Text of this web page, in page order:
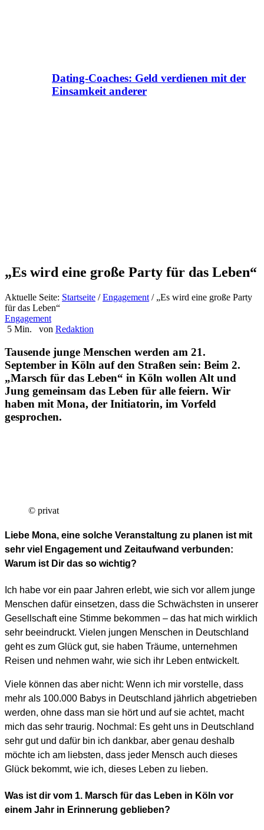
Dating-Coaches: Geld verdienen mit der
Einsamkeit anderer
„Es wird eine große Party für das Leben“
Aktuelle Seite: Startseite / Engagement /„Es wird eine große Party
für das Leben“
Engagement
5 Min.
von Redaktion
Tausende junge Menschen werden am 21.
September in Köln auf den Straßen sein: Beim 2.
„Marsch für das Leben“ in Köln wollen Alt und
Jung gemeinsam das Leben für alle feiern. Wir
haben mit Mona, der Initiatorin, im Vorfeld
gesprochen.
© privat
Liebe Mona, eine solche Veranstaltung zu planen ist mit
sehr viel Engagement und Zeitaufwand verbunden:
Warum ist Dir das so wichtig?
Ich habe vor ein paar Jahren erlebt, wie sich vor allem junge
Menschen dafür einsetzen, dass die Schwächsten in unserer
Gesellschaft eine Stimme bekommen – das hat mich wirklich
sehr beeindruckt. Vielen jungen Menschen in Deutschland
geht es zum Glück gut, sie haben Träume, unternehmen
Reisen und nehmen wahr, wie sich ihr Leben entwickelt.
Viele können das aber nicht: Wenn ich mir vorstelle, dass
mehr als 100.000 Babys in Deutschland jährlich abgetrieben
werden, ohne dass man sie hört und auf sie achtet, macht
mich das sehr traurig. Nochmal: Es geht uns in Deutschland
sehr gut und dafür bin ich dankbar, aber genau deshalb
möchte ich am liebsten, dass jeder Mensch auch dieses
Glück bekommt, wie ich, dieses Leben zu lieben.
Was ist dir vom 1. Marsch für das Leben in Köln vor
einem Jahr in Erinnerung geblieben?